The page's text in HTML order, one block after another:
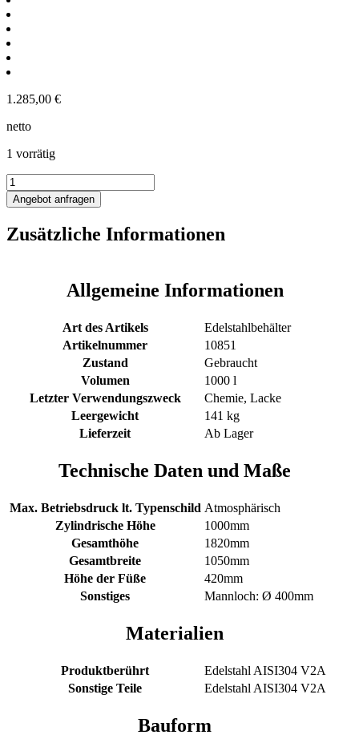
1.285,00 €
netto
1 vorrätig
1000L
Edelstahl
Transportbehälter
Angebot anfragen
Zusätzliche Informationen
Allgemeine Informationen
Art des Artikels
Edelstahlbehälter
Artikelnummer
10851
Zustand
Gebraucht
Volumen
1000 l
Letzter Verwendungszweck
Chemie, Lacke
Leergewicht
141 kg
Lieferzeit
Ab Lager
Technische Daten und Maße
Max. Betriebsdruck lt. Typenschild Atmosphärisch
Zylindrische Höhe
1000mm
Gesamthöhe
1820mm
Gesamtbreite
1050mm
Höhe der Füße
420mm
Sonstiges
Mannloch: Ø 400mm
Materialien
Produktberührt
Edelstahl AISI304 V2A
Sonstige Teile
Edelstahl AISI304 V2A
Bauform